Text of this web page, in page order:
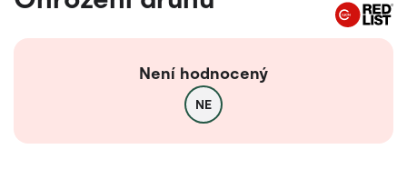
Není hodnocený
NE